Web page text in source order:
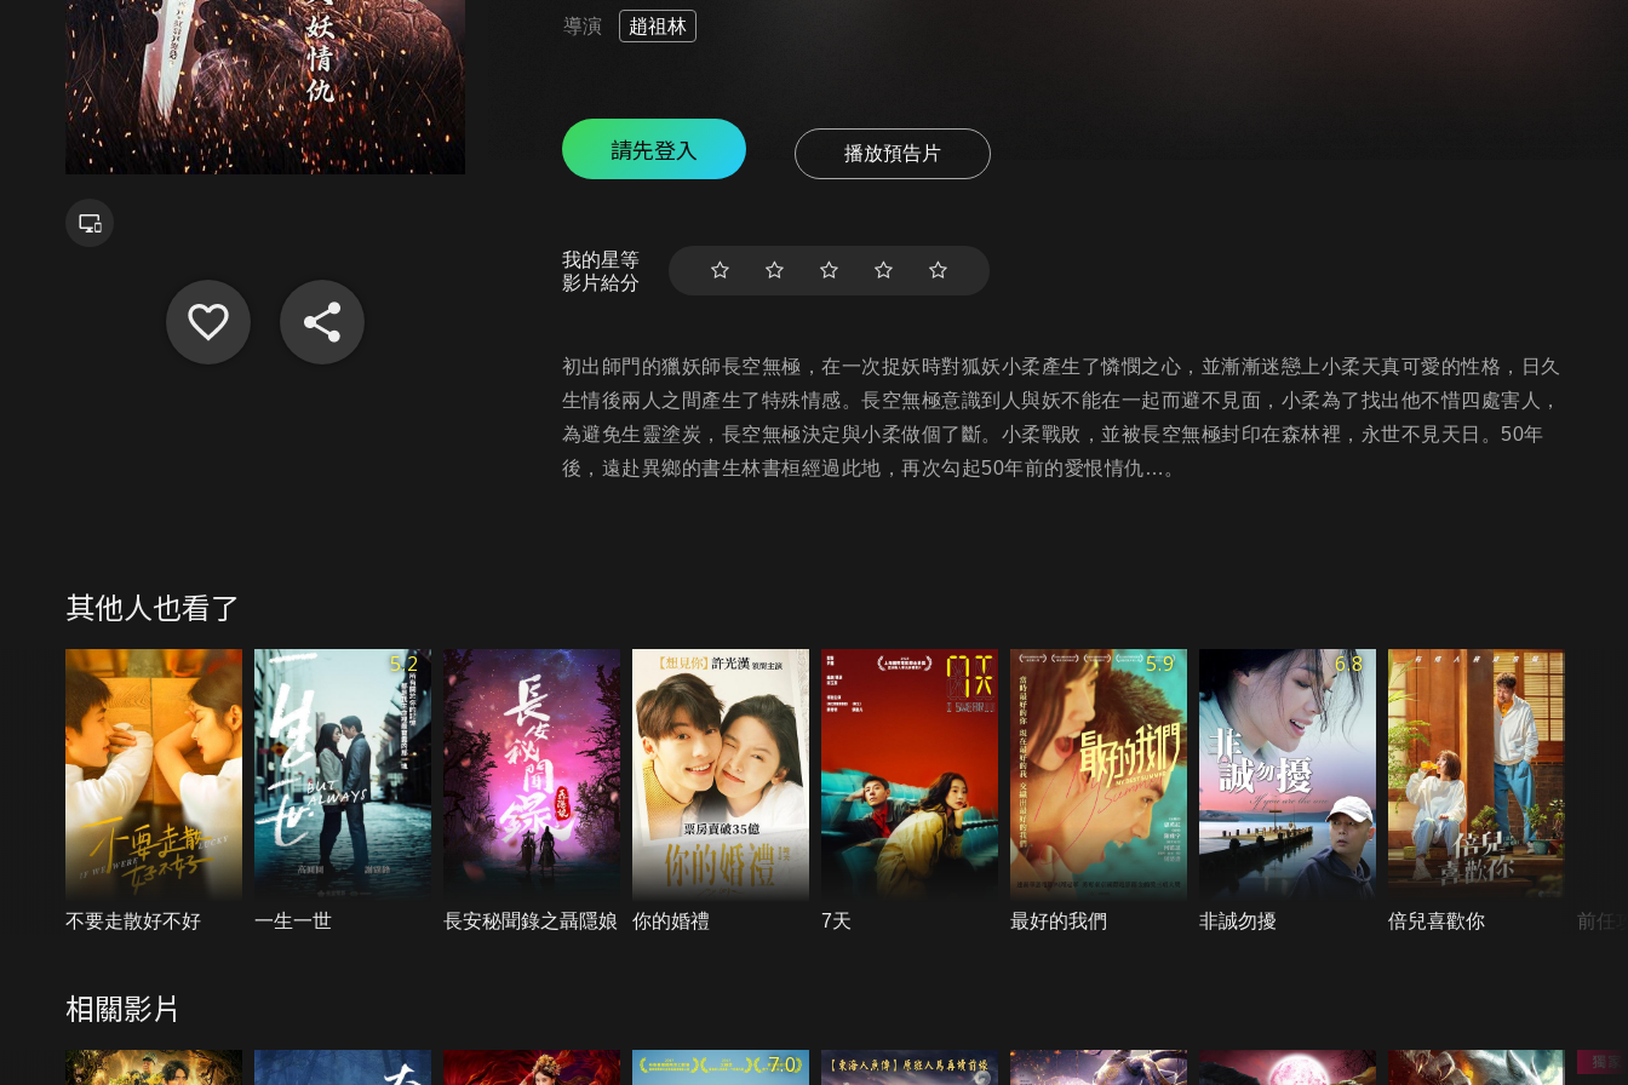
導演 趙祖林
請先登入 播放預告片
我的星等
影片給分
初出師門的獵妖師長空無極，在一次捉妖時對狐妖小柔產生了憐憫之心，並漸漸迷戀上小柔天真可愛的性格，日久
生情後兩人之間產生了特殊情感。長空無極意識到人與妖不能在一起而避不見面，小柔為了找出他不惜四處害人，
為避免生靈塗炭，長空無極決定與小柔做個了斷。小柔戰敗，並被長空無極封印在森林裡，永世不見天日。50年
後，遠赴異鄉的書生林書桓經過此地，再次勾起50年前的愛恨情仇…。
其他人也看了
不要走散好不好
5.2
一生一世 長安秘聞錄之聶隱娘 你的婚禮 7天
5.9
最好的我們
6.8
非誠勿擾 倍兒喜歡你 前任
相關影片
7.0